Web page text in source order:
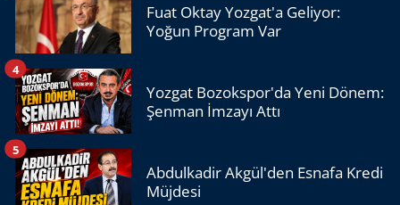
Fuat Oktay Yozgat'a Geliyor:
Yoğun Program Var
Yozgat Bozokspor'da Yeni Dönem:
Şenman İmzayı Attı
4
Abdulkadir Akgül'den Esnafa Kredi
Müjdesi
5